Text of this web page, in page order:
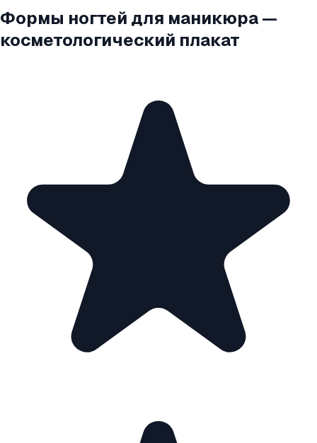
Формы ногтей для маникюра —
косметологический плакат